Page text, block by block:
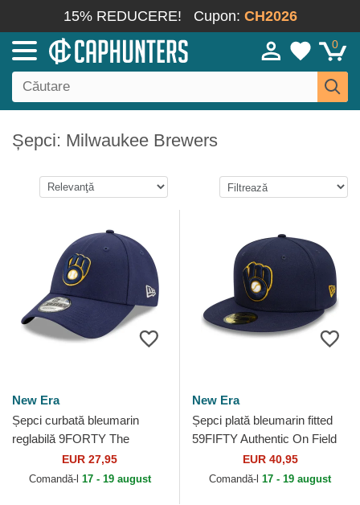
15% REDUCERE! Cupon: CH2026
0
Șepci: Milwaukee Brewers
New Era
Șepci curbată bleumarin
reglabilă 9FORTY The
League de Milwaukee
Brewers MLB de New Era
EUR 27,95
Comandă-l 17 - 19 august
New Era
Șepci plată bleumarin fitted
59FIFTY Authentic On Field
de Milwaukee Brewers MLB
de New Era
EUR 40,95
Comandă-l 17 - 19 august